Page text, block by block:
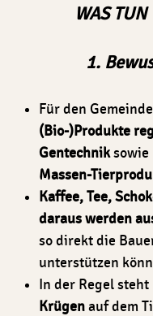
WAS
1.
Für den
(Bio-)Produkte
Gentechniksowie
Massen-
Kaffee, Tee,
daraus werden
so direkt die
unterstützen
In der Regel
Krügenauf dem